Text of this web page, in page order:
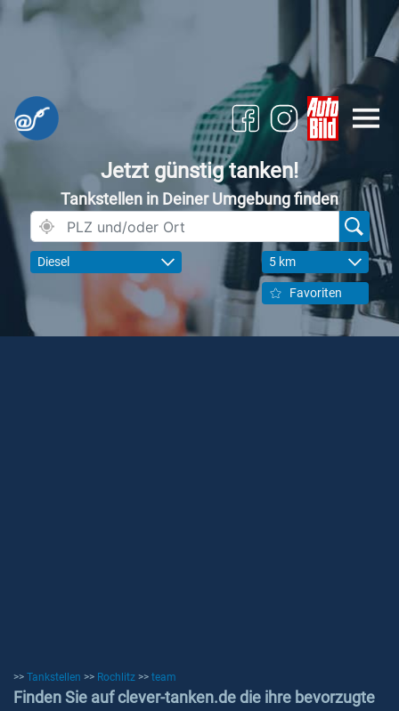
Jetzt günstig tanken!
Tankstellen in Deiner Umgebung finden
Diesel 5 km
Favoriten
>> Tankstellen >> Rochlitz >> team
Finden Sie auf clever-tanken.de die ihre bevorzugte